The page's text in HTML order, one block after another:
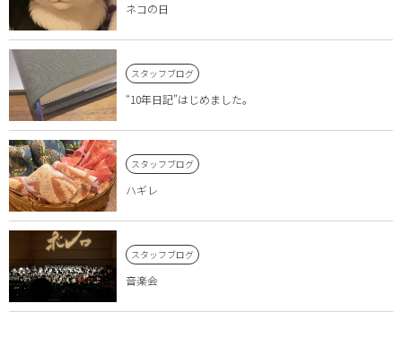
ネコの日
スタッフブログ
“10年日記”はじめました。
スタッフブログ
ハギレ
スタッフブログ
音楽会